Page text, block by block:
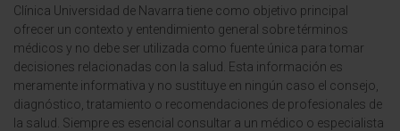
Clínica Universidad de Navarra tiene como objetivo principal
ofrecer un contexto y entendimiento general sobre términos
médicos y no debe ser utilizada como fuente única para tomar
decisiones relacionadas con la salud. Esta información es
meramente informativa y no sustituye en ningún caso el consejo,
diagnóstico, tratamiento o recomendaciones de profesionales de
la salud. Siempre es esencial consultar a un médico o especialista